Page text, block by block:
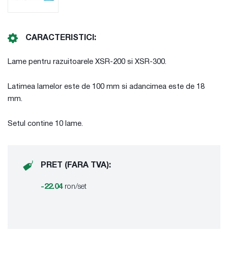
CARACTERISTICI:
Lame pentru razuitoarele XSR-200 si XSR-300.
Latimea lamelor este de 100 mm si adancimea este de 18
mm.
Setul contine 10 lame.
PRET (FARA TVA):
-22.04 ron/set